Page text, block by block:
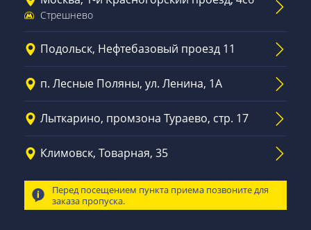
Стрешнево
Подольск, Нефтебазовый проезд 11
п. Лесные Поляны, ул. Ленина, 1А
Лыткарино, промзона Тураево, стр. 17
Климовск, Товарная, 35
Перед посещением пункта приема позвоните для
заказа пропуска.